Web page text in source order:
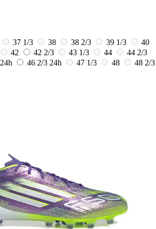
37 1/3 38 38 2/3 39 1/3
40
42 42 2/3 43 1/3 44
44 2/3
24h 46 2/3 24h 47 1/3 48
48 2/3